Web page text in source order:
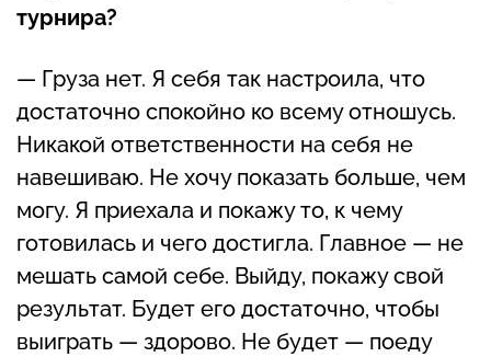
турнира?
— Груза нет. Я себя так настроила, что
достаточно спокойно ко всему отношусь.
Никакой ответственности на себя не
навешиваю. Не хочу показать больше, чем
могу. Я приехала и покажу то, к чему
готовилась и чего достигла. Главное — не
мешать самой себе. Выйду, покажу свой
результат. Будет его достаточно, чтобы
выиграть — здорово. Не будет — поеду